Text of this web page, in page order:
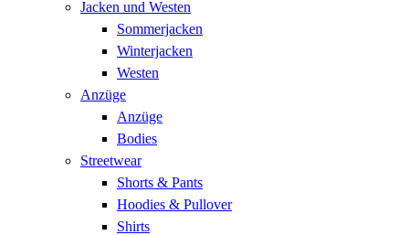
Jacken und Westen
Sommerjacken
Winterjacken
Westen
Anzüge
Anzüge
Bodies
Streetwear
Shorts & Pants
Hoodies & Pullover
Shirts